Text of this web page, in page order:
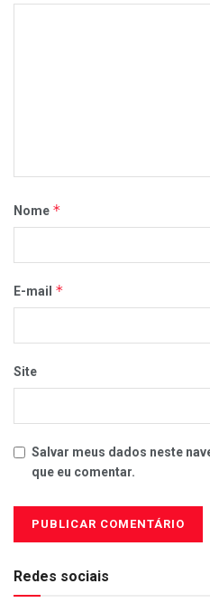
Nome *
E-mail *
Site
Salvar meus dados neste
que eu comentar.
Redes sociais